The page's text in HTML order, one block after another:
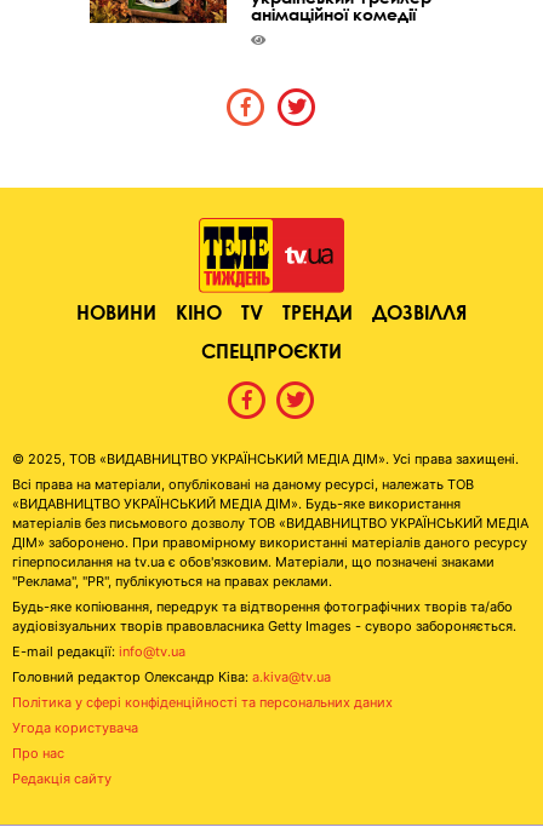
анімаційної комедії
НОВИНИ КІНО TV ТРЕНДИ
ДОЗВІЛЛЯ
СПЕЦПРОЄКТИ
© 2025, ТОВ «ВИДАВНИЦТВО УКРАЇНСЬКИЙ МЕДІА ДІМ». Усі права захищені.
Всі права на матеріали, опубліковані на даному ресурсі, належать ТОВ
«ВИДАВНИЦТВО УКРАЇНСЬКИЙ МЕДІА ДІМ». Будь-яке використання
матеріалів без письмового дозволу ТОВ «ВИДАВНИЦТВО УКРАЇНСЬКИЙ МЕДІА
ДІМ» заборонено. При правомірному використанні матеріалів даного ресурсу
гіперпосилання на tv.ua є обов'язковим. Матеріали, що позначені знаками
"Реклама", "PR", публікуються на правах реклами.
Будь-яке копіювання, передрук та відтворення фотографічних творів та/або
аудіовізуальних творів правовласника Getty Images - суворо забороняється.
E-mail редакції: info@tv.ua
Головний редактор Олександр Ківа: a.kiva@tv.ua
Політика у сфері конфіденційності та персональних даних
Угода користувача
Про нас
Редакція сайту